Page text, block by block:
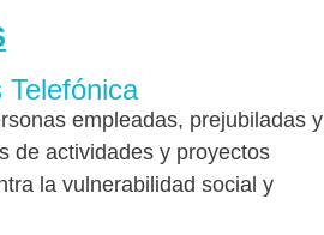
Telefónica
empleadas, prejubiladas y
de actividades y proyectos
la vulnerabilidad social y